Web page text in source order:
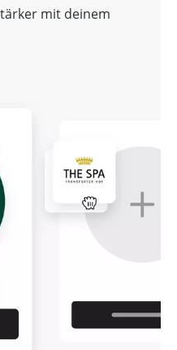
mit deinem